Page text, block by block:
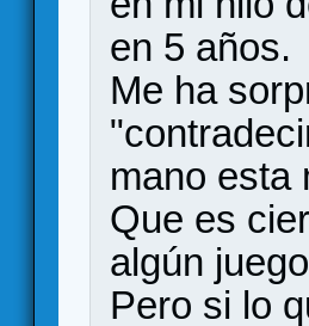
en 5 años.
Me ha
mano esta
Que es
algún
Pero si lo